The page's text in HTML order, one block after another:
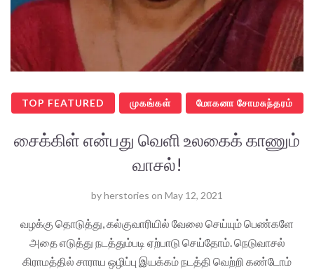
TOP FEATURED முகங்கள் மோகனா சோமசுந்தரம்
சைக்கிள் என்பது வெளி உலகைக் காணும்
வாசல்!
byherstories on May 12, 2021
வழக்கு தொடுத்து, கல்குவாரியில் வேலை செய்யும் பெண்களே
அதை எடுத்து நடத்தும்படி ஏற்பாடு செய்தோம். நெடுவாசல்
கிராமத்தில் சாராய ஒழிப்பு இயக்கம் நடத்தி வெற்றி கண்டோம்